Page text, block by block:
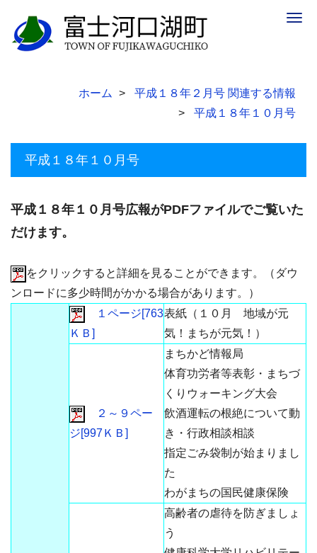
ホーム
平成１８年２月号 関連する情報
平成１８年１０月号
平成１８年１０月号
平成１８年１０月号広報がPDFファイルでご覧いた
だけます。
をクリックすると詳細を見ることができます。（ダウ
ンロードに多少時間がかかる場合があります。）
１ページ[763
ＫＢ]
表紙（１０月 地域が元
気！まちが元気！）
２～９ペー
ジ[997ＫＢ]
まちかど情報局
体育功労者等表彰・まちづ
くりウォーキング大会
飲酒運転の根絶について動
き・行政相談相談
指定ごみ袋制が始まりまし
た
わがまちの国民健康保険
高齢者の虐待を防ぎましょ
う